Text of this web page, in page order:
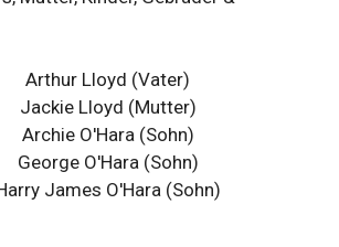
Arthur Lloyd (Vater)
Jackie Lloyd (Mutter)
Archie O'Hara(Sohn)
George O'Hara(Sohn)
James O'Hara(Sohn)